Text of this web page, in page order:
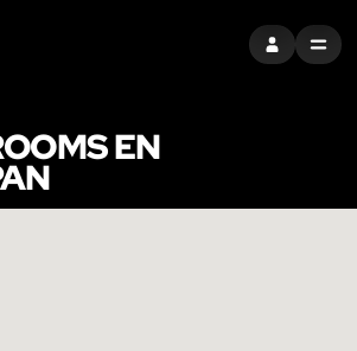
ENTRARMENU
EN